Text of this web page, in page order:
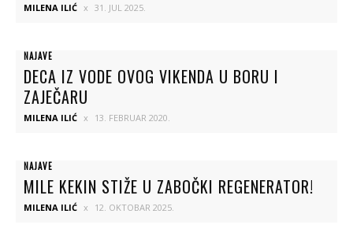
MILENA ILIĆ 31. JUL 2025.
NAJAVE
DECA IZ VODE OVOG VIKENDA U BORU I
ZAJEČARU
MILENA ILIĆ 13. FEBRUAR 2020.
NAJAVE
MILE KEKIN STIŽE U ZABOČKI REGENERATOR!
MILENA ILIĆ 12. OKTOBAR 2025.